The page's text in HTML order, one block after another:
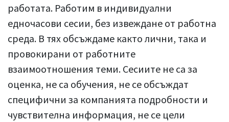
работата. Работим в индивидуални
едночасови сесии, без извеждане от работна
среда. В тях обсъждаме както лични, така и
провокирани от работните
взаимоотношения теми. Сесиите не са за
оценка, не са обучения, не се обсъждат
специфични за компанията подробности и
чувствителна информация, не се цели